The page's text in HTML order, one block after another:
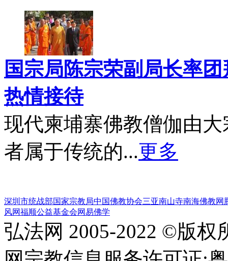
国宗局陈宗荣副局长率
热情接待
现代柬埔寨佛教僧伽由
者属于传统的...更多
深圳市统战部国家宗教局中国佛教协会三亚南山寺南海佛教网
风网福顺公益基金会网易佛学
弘法网 2005-2022 ©版权